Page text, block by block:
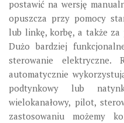
postawić na wersję
opuszcza przy pomocy
lub linkę, korbę, a także za
Dużo bardziej
sterowanie elektryczne.
automatycznie
podtynkowy lub
wielokanałowy, pilot,
zastosowaniu możemy